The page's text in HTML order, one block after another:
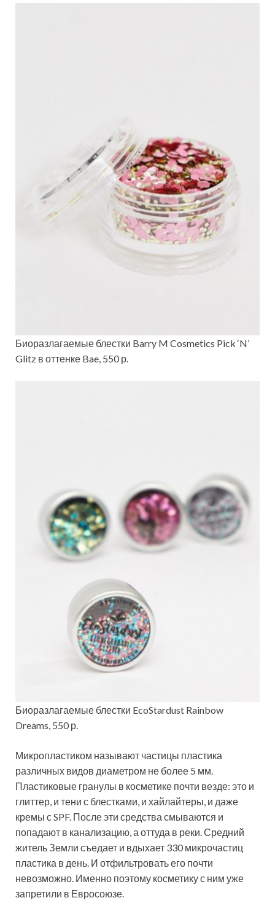
Биоразлагаемые блестки Barry M Cosmetics Pick ‘N’
Glitz в оттенке Bae, 550 р.
Биоразлагаемые блестки EcoStardust Rainbow
Dreams, 550 р.
Микропластиком называют частицы пластика
различных видов диаметром не более 5 мм.
Пластиковые гранулы в косметике почти везде: это и
глиттер, и тени с блестками, и хайлайтеры, и даже
кремы с SPF. После эти средства смываются и
попадают в канализацию, а оттуда в реки. Средний
житель Земли съедает и вдыхает 330 микрочастиц
пластика в день. И отфильтровать его почти
невозможно. Именно поэтому косметику с ним уже
запретили в Евросоюзе.